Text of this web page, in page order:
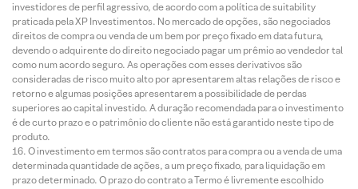
investidores de perfil agressivo, de acordo com a política de suitability
praticada pela XP Investimentos. No mercado de opções, são negociados
direitos de compra ou venda de um bem por preço fixado em data futura,
devendo o adquirente do direito negociado pagar um prêmio ao vendedor tal
como num acordo seguro. As operações com esses derivativos são
consideradas de risco muito alto por apresentarem altas relações de risco e
retorno e algumas posições apresentarem a possibilidade de perdas
superiores ao capital investido. A duração recomendada para o investimento
é de curto prazo e o patrimônio do cliente não está garantido neste tipo de
produto.
O investimento em termos são contratos para compra ou a venda de uma
determinada quantidade de ações, a um preço fixado, para liquidação em
prazo determinado. O prazo do contrato a Termo é livremente escolhido